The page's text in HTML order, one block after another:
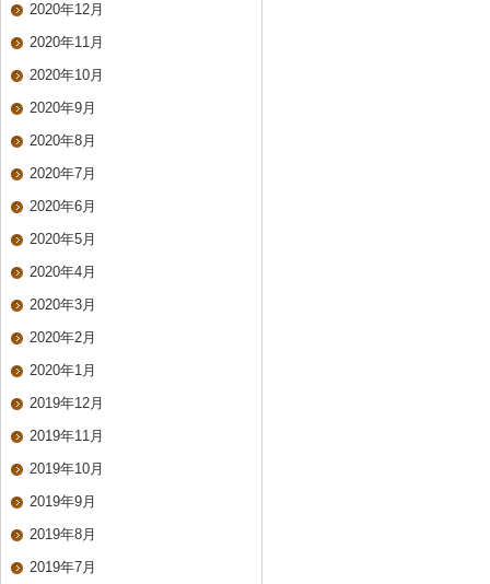
2020年12月
2020年11月
2020年10月
2020年9月
2020年8月
2020年7月
2020年6月
2020年5月
2020年4月
2020年3月
2020年2月
2020年1月
2019年12月
2019年11月
2019年10月
2019年9月
2019年8月
2019年7月